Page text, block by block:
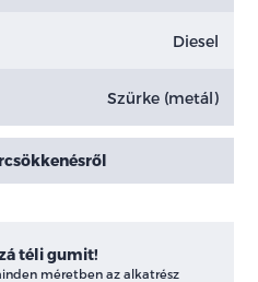
Diesel
Szürke (metál)
téli gumit!
méretben az alkatrész